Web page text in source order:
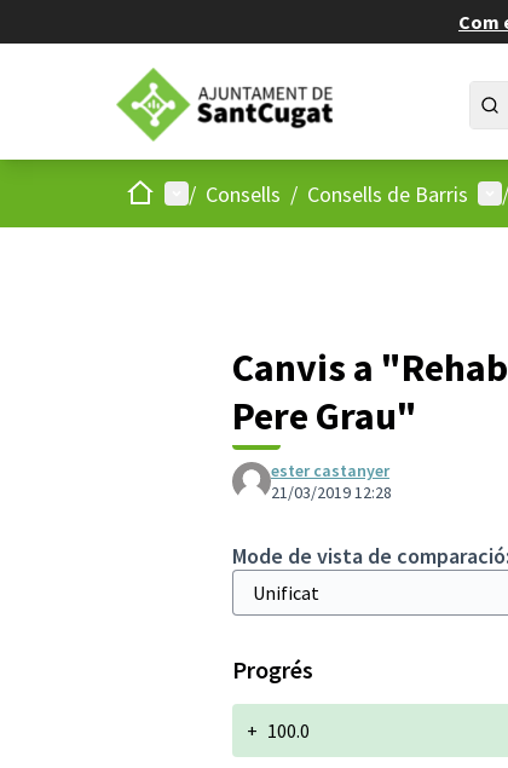
Com
Inici Menú principal
/ Consells / Consells de Barris /
Canvis a
Pere Grau"
ester castanyer
21/03/2019 12:28
Mode de vista de comparació:
Progrés
+ 100.0